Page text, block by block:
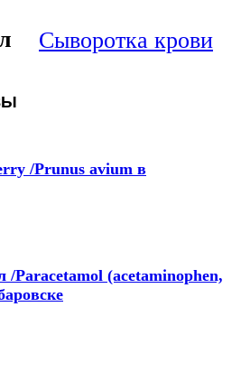
Сыворотка крови
/Prunus avium в
/Paracetamol (acetaminophen,